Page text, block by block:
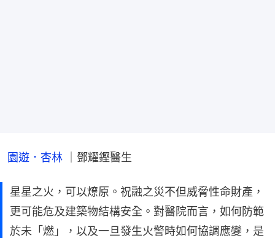
園遊．杏林 ｜鄧耀鏗醫生
星星之火，可以燎原。祝融之災不但威脅性命財產，
更可能危及建築物結構安全。對醫院而言，如何防範
於未「燃」，以及一旦發生火警時如何協調應變，是